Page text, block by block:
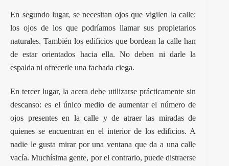
En segundo lugar, se necesitan ojos que vigilen la calle;
los ojos de los que podríamos llamar sus propietarios
naturales. También los edificios que bordean la calle han
de estar orientados hacia ella. No deben ni darle la
espalda ni ofrecerle una fachada ciega.
En tercer lugar, la acera debe utilizarse prácticamente sin
descanso: es el único medio de aumentar el número de
ojos presentes en la calle y de atraer las miradas de
quienes se encuentran en el interior de los edificios. A
nadie le gusta mirar por una ventana que da a una calle
vacía. Muchísima gente, por el contrario, puede distraerse